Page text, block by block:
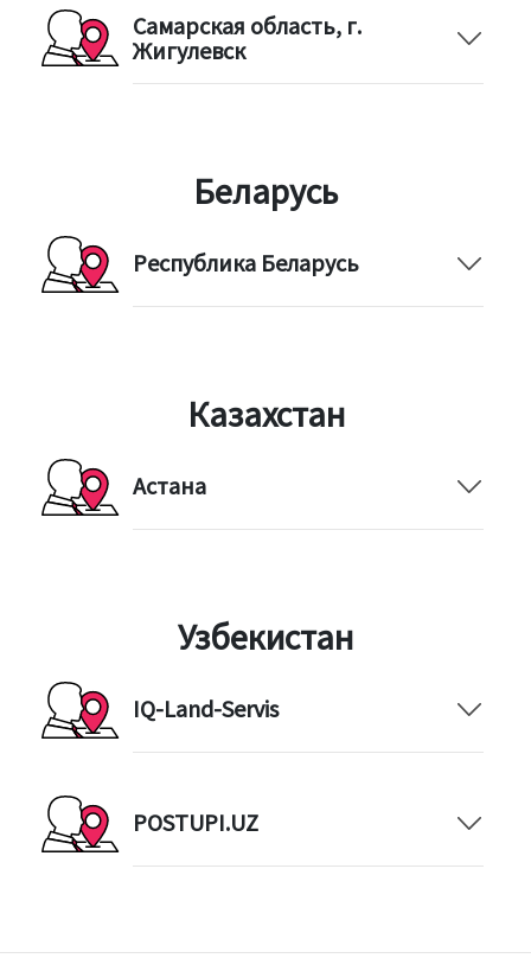
Самарская область, г.
Жигулевск
Беларусь
Республика Беларусь
Казахстан
Астана
Узбекистан
IQ-Land-Servis
POSTUPI.UZ